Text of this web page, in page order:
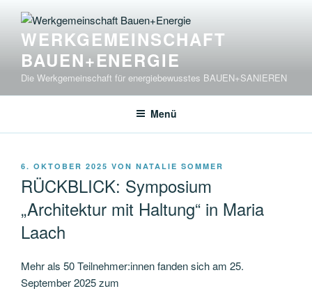
Inhalt
springenWERKGEMEINSCHAFT
BAUEN+ENERGIE
Die Werkgemeinschaft für energiebewusstes BAUEN+SANIEREN
Menü
VERÖFFENTLICHT
6. OKTOBER 2025 VON NATALIE SOMMER
RÜCKBLICK: Symposium
„Architektur mit Haltung“ in Maria
Laach
Mehr als 50 Teilnehmer:innen fanden sich am 25.
September 2025 zum